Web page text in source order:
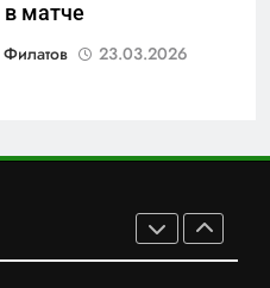
в матче
23.03.2026
неба: Силовой
авиаотрасли
И ОБЛАСТЬ
о складах с военной
предприятия
в СК
И ОБЛАСТЬ